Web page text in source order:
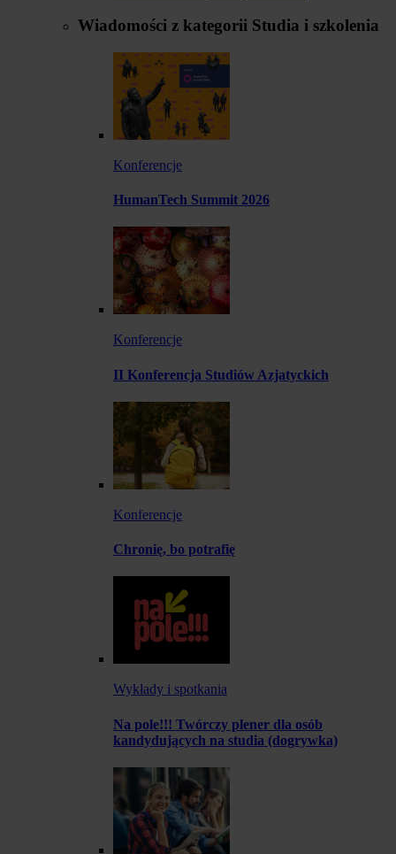
Wiadomości z kategorii Studia i szkolenia
Konferencje
HumanTech Summit 2026
Konferencje
II Konferencja Studiów Azjatyckich
Konferencje
Chronię, bo potrafię
Wykłady i spotkania
Na pole!!! Twórczy plener dla osób
kandydujących na studia (dogrywka)